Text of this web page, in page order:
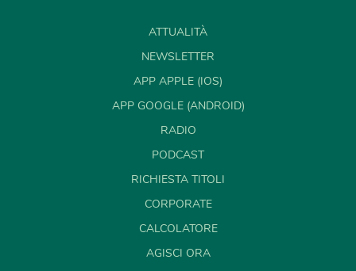
ATTUALITÀ
NEWSLETTER
APP APPLE (IOS)
APP GOOGLE (ANDROID)
RADIO
PODCAST
RICHIESTA TITOLI
CORPORATE
CALCOLATORE
AGISCI ORA